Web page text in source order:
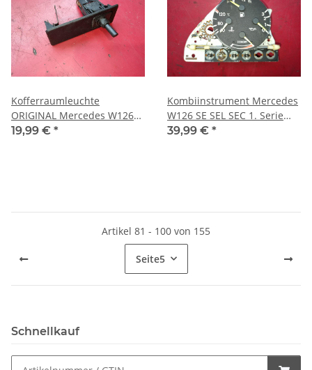
Kofferraumleuchte
ORIGINAL Mercedes W126
W114 W115 R107 W116
19,99 € *
Kombiinstrument Mercedes
W126 SE SEL SEC 1. Serie
1982-1985 0035404947
39,99 € *
Artikel 81 - 100 von 155
Seite5
Schnellkauf